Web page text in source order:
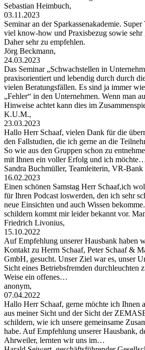
Sebastian Heimbuch,
03.11.2023
Seminar an der Sparkassenakademie.
viel know-how und Praxisbezug sowie sehr
Daher sehr zu empfehlen.
Jörg Beckmann,
24.03.2023
Das Seminar „Schwachstellen in
praxisorientiert und lebendig durch durch
vielen Beratungsfällen. Es sind ja immer
„Fehler“ in den Unternehmen. Wenn man
Hinweise achtet kann dies im
K.U.M.,
23.03.2023
Hallo Herr Schaaf, vielen Dank für die
den Fallstudien, die ich gerne an die
So wie aus den Gruppen schon zu
mit Ihnen ein voller Erfolg und ich
Sandra Buchmüller, Teamleiterin, VR-
16.02.2023
Einen schönen Samstag Herr Schaaf,ich
für Ihren Podcast loswerden, den ich sehr
neue Einsichten und auch Wissen
schildern kommt mir leider bekannt vor.
Friedrich Livonius,
15.10.2022
Auf Empfehlung unserer Hausbank haben
Kontakt zu Herrn Schaaf, Peter Schaaf &
GmbH, gesucht. Unser Ziel war es, unser
Sicht eines Betriebsfremden durchleuchten
Weise ein offenes…
anonym,
07.04.2022
Hallo Herr Schaaf, gerne möchte ich Ihnen
aus meiner Sicht und der Sicht der
schildern, wie ich unsere gemeinsame
habe. Auf Empfehlung unserer Hausbank,
Ahrweiler, lernten wir uns im…